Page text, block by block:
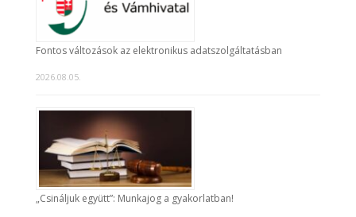
Fontos változások az elektronikus adatszolgáltatásban
2026.08.05.
„Csináljuk együtt”: Munkajog a gyakorlatban!